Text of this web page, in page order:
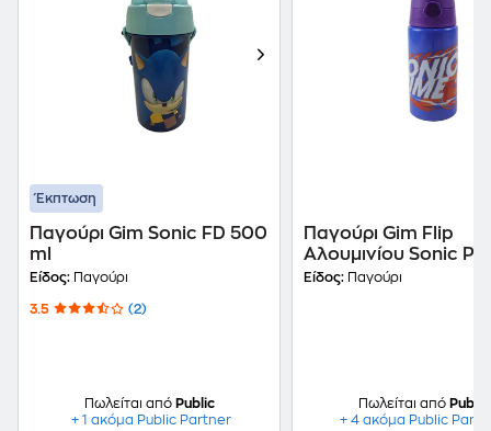
Έκπτωση
Παγούρι Gim Sonic FD 500
ml
Είδος: Παγούρι
3.5 (2)
Πωλείται από Public
+ 1 ακόμα Public Partner
Παγούρι Gim Flip
Αλουμινίου Sonic
500 ml Μπλε
Είδος: Παγούρι
Πωλείται από Public
+ 4 ακόμα Public